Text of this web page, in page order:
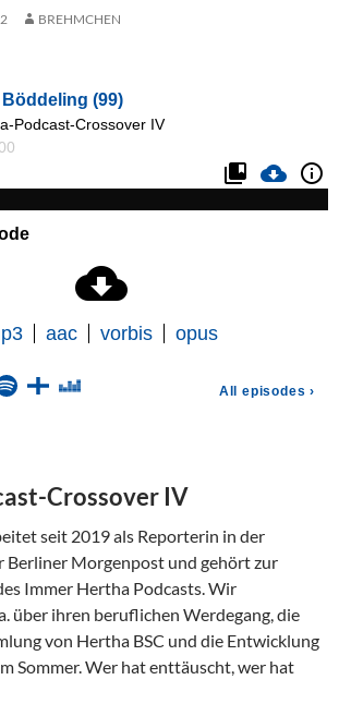
BREHMCHEN
Crossover IV
seit 2019 als Reporterin in der
Berliner Morgenpost und gehört zur
Immer Hertha Podcasts. Wir
über ihren beruflichen Werdegang, die
von Hertha BSC und die Entwicklung
Sommer. Wer hat enttäuscht, wer hat